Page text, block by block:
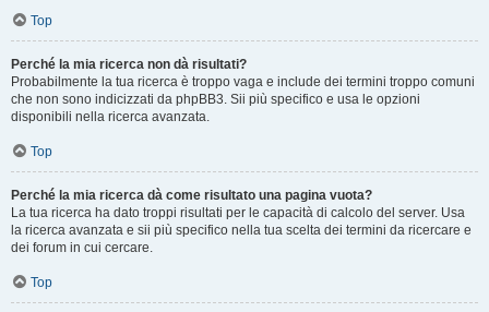
Top
Perché la mia ricerca non dà risultati?
Probabilmente la tua ricerca è troppo vaga e include dei termini troppo comuni
che non sono indicizzati da phpBB3. Sii più specifico e usa le opzioni
disponibili nella ricerca avanzata.
Top
Perché la mia ricerca dà come risultato una pagina vuota?
La tua ricerca ha dato troppi risultati per le capacità di calcolo del server. Usa
la ricerca avanzata e sii più specifico nella tua scelta dei termini da ricercare e
dei forum in cui cercare.
Top